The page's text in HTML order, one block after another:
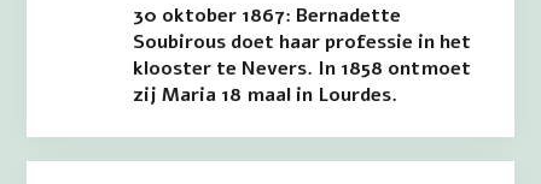
30 oktober 1867: Bernadette
Soubirous doet haar professie in het
klooster te Nevers. In 1858 ontmoet
zij Maria 18 maal in Lourdes.